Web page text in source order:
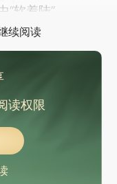
软着陆”。
续阅读
读权限